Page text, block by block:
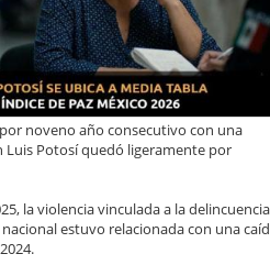
noveno año consecutivo con una
Luis Potosí quedó ligeramente por
la violencia vinculada a la delincuencia
estuvo relacionada con una